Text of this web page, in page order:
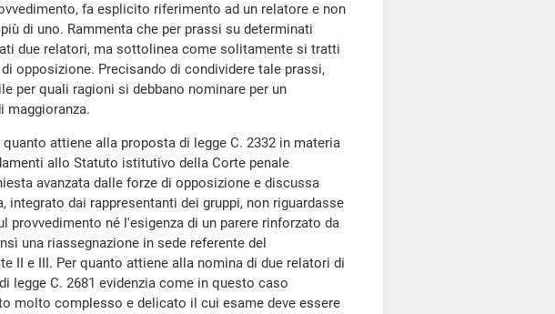
fa esplicito riferimento ad un relatore e non
di uno. Rammenta che per prassi su determinati
due relatori, ma sottolinea come solitamente si tratti
opposizione. Precisando di condividere tale prassi,
per quali ragioni si debbano nominare per un
maggioranza.
quanto attiene alla proposta di legge C. 2332 in materia
allo Statuto istitutivo della Corte penale
avanzata dalle forze di opposizione e discussa
integrato dai rappresentanti dei gruppi, non riguardasse
provvedimento né l'esigenza di un parere rinforzato da
una riassegnazione in sede referente del
II e III. Per quanto attiene alla nomina di due relatori di
legge C. 2681 evidenzia come in questo caso
molto complesso e delicato il cui esame deve essere